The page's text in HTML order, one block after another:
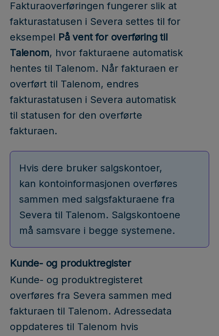
Fakturaoverføringen fungerer slik at
fakturastatusen i Severa settes til for
eksempel På vent for overføring til
Talenom, hvor fakturaene automatisk
hentes til Talenom. Når fakturaen er
overført til Talenom, endres
fakturastatusen i Severa automatisk
til statusen for den overførte
fakturaen.
Hvis dere bruker salgskontoer,
kan kontoinformasjonen overføres
sammen med salgsfakturaene fra
Severa til Talenom. Salgskontoene
må samsvare i begge systemene.
Kunde- og produktregister
Kunde- og produktregisteret
overføres fra Severa sammen med
fakturaen til Talenom. Adressedata
oppdateres til Talenom hvis